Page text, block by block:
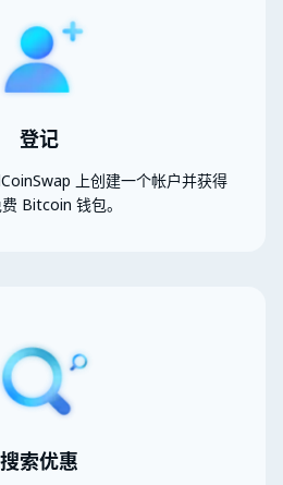
登记
上创建一个帐户并获得
Bitcoin 钱包。
搜索优惠